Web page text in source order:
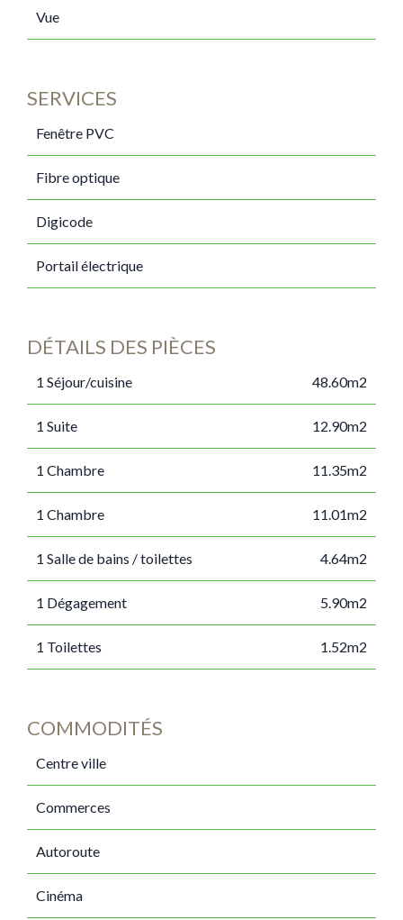
Vue
SERVICES
Fenêtre PVC
Fibre optique
Digicode
Portail électrique
DÉTAILS DES PIÈCES
1 Séjour/cuisine 48.60m2
1 Suite 12.90m2
1 Chambre 11.35m2
1 Chambre 11.01m2
1 Salle de bains / toilettes 4.64m2
1 Dégagement 5.90m2
1 Toilettes 1.52m2
COMMODITÉS
Centre ville
Commerces
Autoroute
Cinéma